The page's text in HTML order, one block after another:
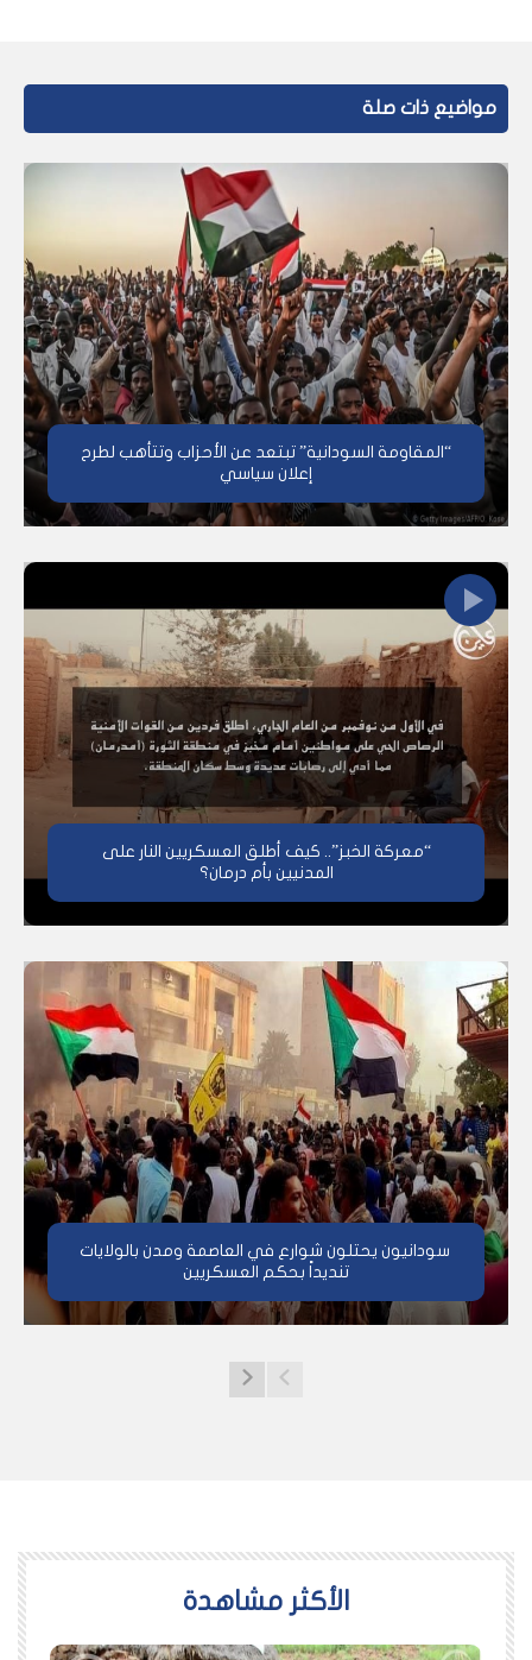
مواضيع ذات صلة
“المقاومة السودانية” تبتعد عن الأحزاب وتتأهب لطرح
إعلان سياسي
“معركة الخبز”.. كيف أطلق العسكريين النار على
المدنيين بأم درمان؟
سودانيون يحتلون شوارع في العاصمة ومدن بالولايات
تنديداً بحكم العسكريين
اﻷكثر مشاهدة